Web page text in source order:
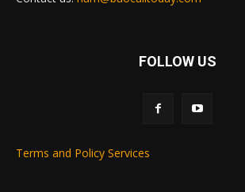
FOLLOW US
Terms and Policy Services